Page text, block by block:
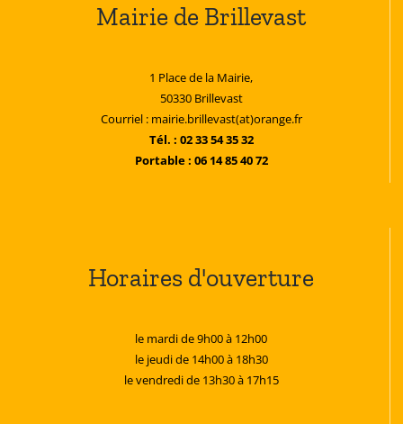
Mairie de Brillevast
1 Place de la Mairie,
50330 Brillevast
Courriel : mairie.brillevast(at)orange.fr
Tél. : 02 33 54 35 32
Portable : 06 14 85 40 72
Horaires d'ouverture
le mardi de 9h00 à 12h00
le jeudi de 14h00 à 18h30
le vendredi de 13h30 à 17h15